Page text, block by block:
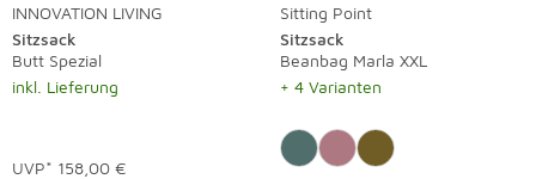
INNOVATION LIVING
Sitzsack
Butt Spezial
inkl. Lieferung
UVP* 158,00 €
Sitting Point
Sitzsack
Beanbag Marla XXL
+ 4 Varianten